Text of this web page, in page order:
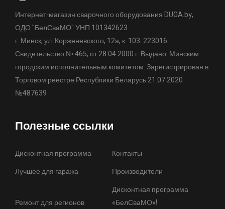
Интернет-магазин сварочного оборудования DUGA.by,
ОДО "БелСваМО" УНП 101342623
г. Минск, ул. Корженевского, 12а, к. 103. 223016
Свидетельство № 465, от 28.04.2000 г. Выдано: Минским
городским исполнительным комитетом. Зарегистрирован в
Торговом реестре Республики Беларусь 21.07.2020
№487639
Полезные ссылки
Дисконтная программа
Контакты
Лучшее для гаража
Производители
Ремонт для регионов
Дисконтная программа
«БелСваМО»!